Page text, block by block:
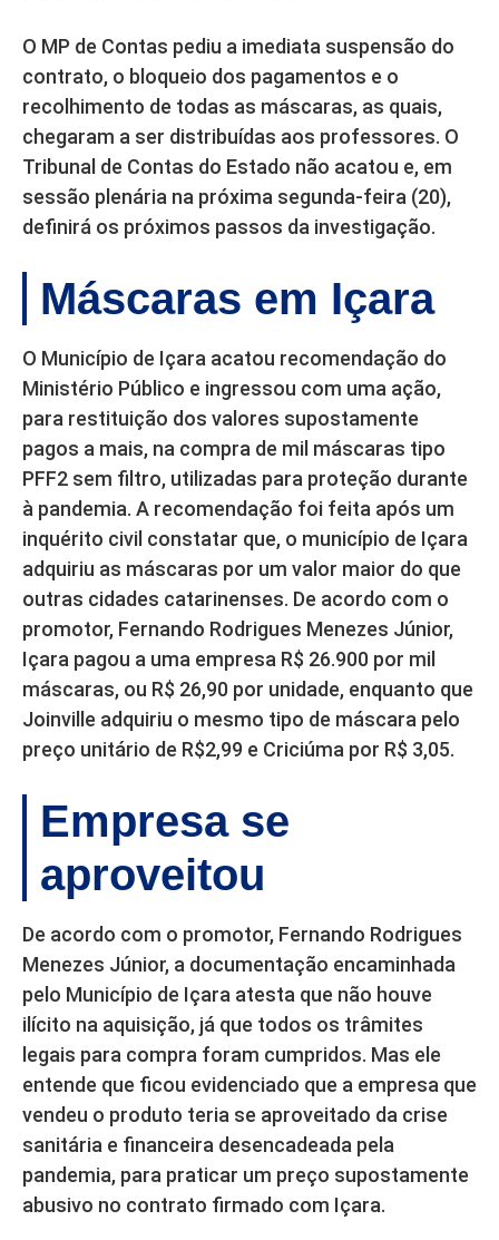
O MP de Contas pediu a imediata suspensão do
contrato, o bloqueio dos pagamentos e o
recolhimento de todas as máscaras, as quais,
chegaram a ser distribuídas aos professores. O
Tribunal de Contas do Estado não acatou e, em
sessão plenária na próxima segunda-feira (20),
definirá os próximos passos da investigação.
Máscaras em Içara
O Município de Içara acatou recomendação do
Ministério Público e ingressou com uma ação,
para restituição dos valores supostamente
pagos a mais, na compra de mil máscaras tipo
PFF2 sem filtro, utilizadas para proteção durante
à pandemia. A recomendação foi feita após um
inquérito civil constatar que, o município de Içara
adquiriu as máscaras por um valor maior do que
outras cidades catarinenses. De acordo com o
promotor, Fernando Rodrigues Menezes Júnior,
Içara pagou a uma empresa R$ 26.900 por mil
máscaras, ou R$ 26,90 por unidade, enquanto que
Joinville adquiriu o mesmo tipo de máscara pelo
preço unitário de R$2,99 e Criciúma por R$ 3,05.
Empresa se
aproveitou
De acordo com o promotor, Fernando Rodrigues
Menezes Júnior, a documentação encaminhada
pelo Município de Içara atesta que não houve
ilícito na aquisição, já que todos os trâmites
legais para compra foram cumpridos. Mas ele
entende que ficou evidenciado que a empresa que
vendeu o produto teria se aproveitado da crise
sanitária e financeira desencadeada pela
pandemia, para praticar um preço supostamente
abusivo no contrato firmado com Içara.